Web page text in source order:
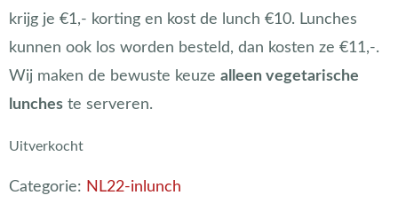
krijg je €1,- korting en kost de lunch €10. Lunches
kunnen ook los worden besteld, dan kosten ze €11,-.
Wij maken de bewuste keuze alleen vegetarische
lunches te serveren.
Uitverkocht
Categorie: NL22-inlunch